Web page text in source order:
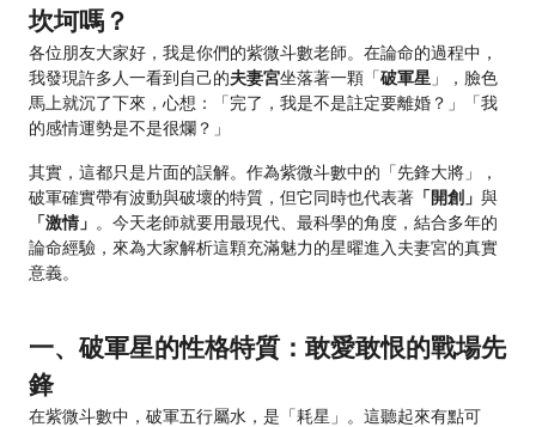
坎坷嗎？
各位朋友大家好，我是你們的紫微斗數老師。在論命的過程中，
我發現許多人一看到自己的夫妻宮坐落著一顆「破軍星 」，臉色
馬上就沉了下來，心想：「完了，我是不是註定要離婚？」「我
的感情運勢是不是很爛？」
其實，這都只是片面的誤解。作為紫微斗數中的「先鋒大將」，
破軍確實帶有波動與破壞的特質，但它同時也代表著 「開創」 與
「激情」 。今天老師就要用最現代、最科學的角度，結合多年的
論命經驗，來為大家解析這顆充滿魅力的星曜進入夫妻宮的真實
意義。
一、破軍星的性格特質：敢愛敢恨的戰場先
鋒
在紫微斗數中，破軍五行屬水，是「耗星」。這聽起來有點可